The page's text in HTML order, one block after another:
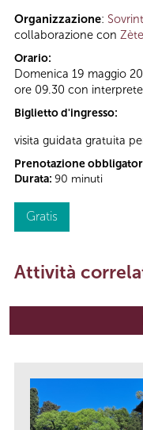
Organizzazione:
collaborazione con
Orario:
Domenica 19 maggio
ore 09.30 con interprete
Biglietto d'ingresso:
visita guidata gratuita
Prenotazione
Durata: 90 minuti
Gratis
Attività